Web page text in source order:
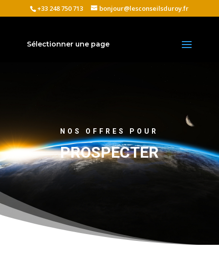
+33 248 750 713 bonjour@lesconseilsduroy.fr
Sélectionner une page
NOS OFFRES POUR
PROSPECTER